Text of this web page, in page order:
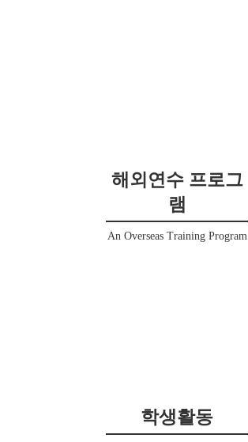
해외연수 프로그
램
An Overseas Training Program
학생활동